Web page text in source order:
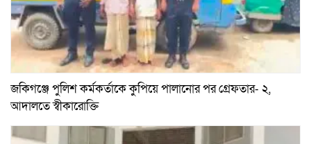
জকিগঞ্জে পুলিশ কর্মকর্তাকে কুপিয়ে পালানোর পর গ্রেফতার- ২,
আদালতে স্বীকারোক্তি